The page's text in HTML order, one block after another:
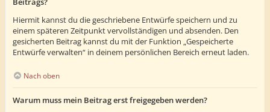
Hiermit kannst du die geschriebene Entwürfe speichern und zu
einem späteren Zeitpunkt vervollständigen und absenden. Den
gesicherten Beitrag kannst du mit der Funktion „Gespeicherte
Entwürfe verwalten“ in deinem persönlichen Bereich erneut laden.
Nach oben
Warum muss mein Beitrag erst freigegeben werden?